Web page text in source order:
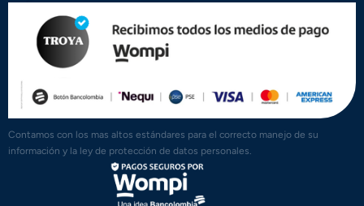
Contamos con los mas altos estándares para el correcto manejo de su
información y la ley de protección de datos personales.